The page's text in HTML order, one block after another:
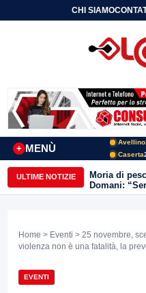
CHI SIAMO
MENÙ
+
Avellino
Caserta
ULTIME NOTIZIE
Moria di
Domani:
Home > Eventi > 25 novembre,
violenza non è una fatalità, la
EVENTI